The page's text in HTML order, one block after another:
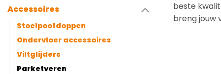
Accessoires
Stoelpootdoppen
Ondervloer accessoires
Viltglijders
Parketveren
beste
breng jouw